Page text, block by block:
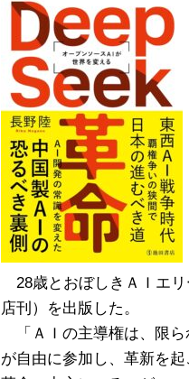
28歳とおぼしきＡＩエリ
店刊）を出版した。
「ＡＩの主導権は、限ら
が自由に参加し、革新を